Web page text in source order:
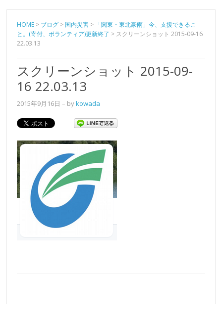
HOME > ブログ > 国内災害 > 「関東・東北豪雨」今、支援できるこ
と。(寄付、ボランティア)更新終了 > スクリーンショット 2015-09-16
22.03.13
スクリーンショット 2015-09-
16 22.03.13
2015年9月16日 – bykowada